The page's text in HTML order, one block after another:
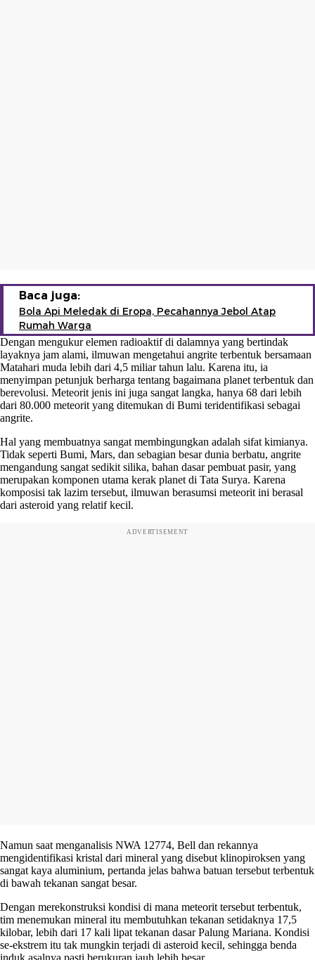
Baca juga:
Bola Api Meledak di Eropa, Pecahannya Jebol Atap
Rumah Warga
Dengan mengukur elemen radioaktif di dalamnya yang bertindak
layaknya jam alami, ilmuwan mengetahui angrite terbentuk bersamaan
Matahari muda lebih dari 4,5 miliar tahun lalu. Karena itu, ia
menyimpan petunjuk berharga tentang bagaimana planet terbentuk dan
berevolusi. Meteorit jenis ini juga sangat langka, hanya 68 dari lebih
dari 80.000 meteorit yang ditemukan di Bumi teridentifikasi sebagai
angrite.
Hal yang membuatnya sangat membingungkan adalah sifat kimianya.
Tidak seperti Bumi, Mars, dan sebagian besar dunia berbatu, angrite
mengandung sangat sedikit silika, bahan dasar pembuat pasir, yang
merupakan komponen utama kerak planet di Tata Surya. Karena
komposisi tak lazim tersebut, ilmuwan berasumsi meteorit ini berasal
dari asteroid yang relatif kecil.
ADVERTISEMENT
Namun saat menganalisis NWA 12774, Bell dan rekannya
mengidentifikasi kristal dari mineral yang disebut klinopiroksen yang
sangat kaya aluminium, pertanda jelas bahwa batuan tersebut terbentuk
di bawah tekanan sangat besar.
Dengan merekonstruksi kondisi di mana meteorit tersebut terbentuk,
tim menemukan mineral itu membutuhkan tekanan setidaknya 17,5
kilobar, lebih dari 17 kali lipat tekanan dasar Palung Mariana. Kondisi
se-ekstrem itu tak mungkin terjadi di asteroid kecil, sehingga benda
induk asalnya pasti berukuran jauh lebih besar.